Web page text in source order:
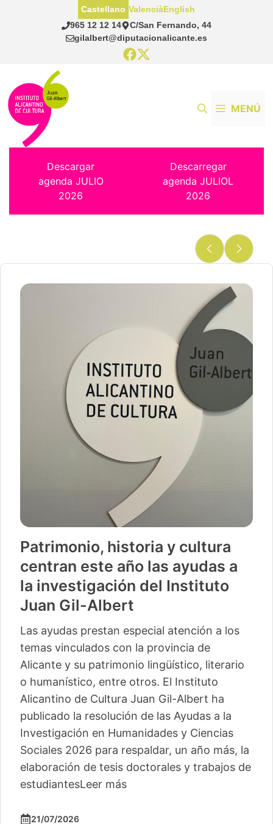
965 12 12 14
C/San Fernando, 44
gilalbert@diputacionalicante.es
Castellano ValenciàEnglish
MENÚ
Descargar
agenda JULIO
2026
Descarregar
agenda JULIOL
2026
Patrimonio, historia y cultura
centran este año las ayudas a
la investigación del Instituto
Juan Gil-Albert
Las ayudas prestan especial atención a los
temas vinculados con la provincia de
Alicante y su patrimonio lingüístico, literario
o humanístico, entre otros. El Instituto
Alicantino de Cultura Juan Gil-Albert ha
publicado la resolución de las Ayudas a la
Investigación en Humanidades y Ciencias
Sociales 2026 para respaldar, un año más, la
elaboración de tesis doctorales y trabajos de
estudiantesLeer más
21/07/2026